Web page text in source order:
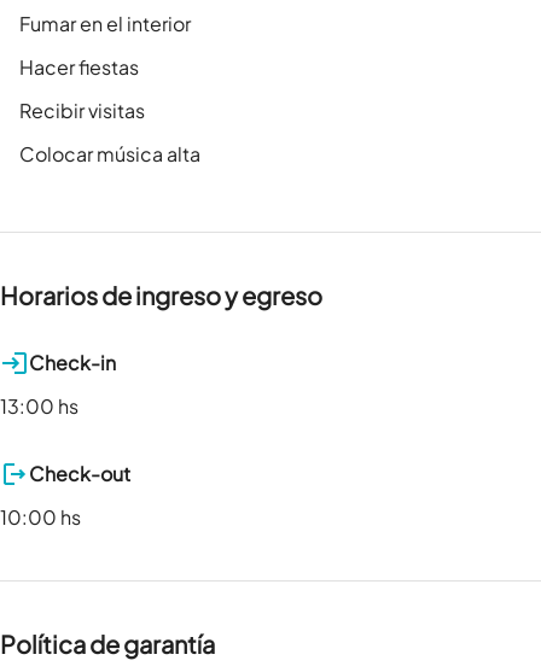
Fumar en el interior
Hacer fiestas
Recibir visitas
Colocar música alta
Horarios de ingreso y egreso
Check-in
13:00 hs
Check-out
10:00 hs
Política de garantía